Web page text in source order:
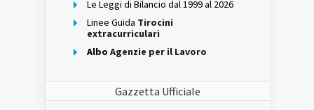
Le Leggi di Bilancio dal 1999 al 2026
Linee Guida Tirocini
extracurriculari
Albo Agenzie per il Lavoro
Gazzetta Ufficiale